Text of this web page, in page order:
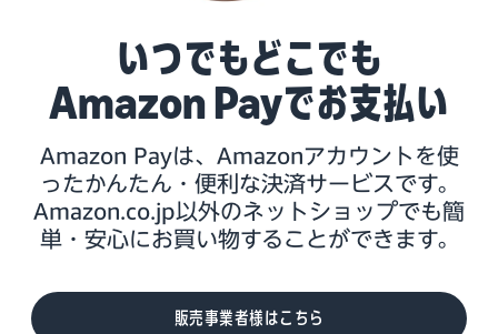
いつでもどこでも
Amazon Payでお支払い
Amazon Payは、Amazonアカウントを使
ったかんたん・便利な決済サービスです。
Amazon.co.jp以外のネットショップでも簡
単・安心にお買い物することができます。
販売事業者様はこちら